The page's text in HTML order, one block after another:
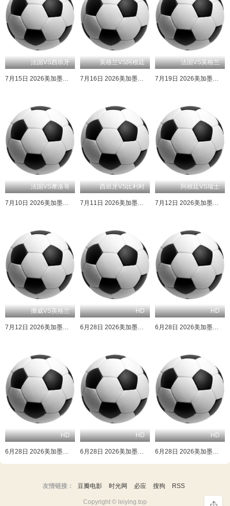
法国VS西班牙
7月15日 2026美加墨世界杯半决赛 法国VS西班牙
英格兰VS阿根廷
7月16日 2026美加墨世界杯半决赛 英格兰VS阿根廷
法国VS英格兰
7月19日 2026美加墨世界杯三四名决赛 法国VS英格兰
法国VS摩洛哥
7月10日 2026美加墨世界杯四分之一决赛 法国VS摩洛哥
西班牙VS比利时
7月11日 2026美加墨世界杯四分之一决赛 西班牙VS比利时
阿根廷VS瑞士
7月12日 2026美加墨世界杯四分之一决赛 阿根廷VS瑞士
挪威VS英格兰
7月12日 2026美加墨世界杯四分之一决赛 挪威VS英格兰
HD
6月28日 2026美加墨世界杯小组赛 克罗地亚VS加纳
HD
6月28日 2026美加墨世界杯小组赛 哥伦比亚VS葡萄牙
HD
6月28日 2026美加墨世界杯小组赛 巴拿马VS英格兰
HD
6月28日 2026美加墨世界杯小组赛 民主刚果VS乌兹别克斯坦
HD
6月28日 2026美加墨世界杯小组赛 约旦VS阿根廷
友情链接： 豆瓣电影 时光网 必应 搜狗 RSS
Copyright © leiying.top